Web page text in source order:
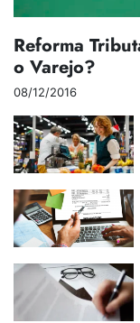
Reforma
o Varejo?
08/12/2016